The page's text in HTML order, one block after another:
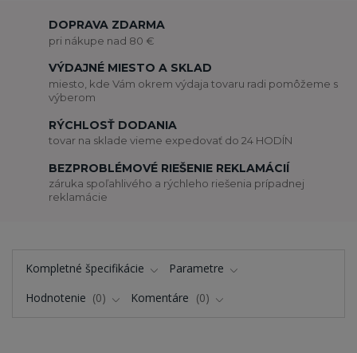
DOPRAVA ZDARMA
pri nákupe nad 80 €
VÝDAJNÉ MIESTO A SKLAD
miesto, kde Vám okrem výdaja tovaru radi pomôžeme s
výberom
RÝCHLOSŤ DODANIA
tovar na sklade vieme expedovať do 24 HODÍN
BEZPROBLÉMOVÉ RIEŠENIE REKLAMÁCIÍ
záruka spoľahlivého a rýchleho riešenia prípadnej
reklamácie
Kompletné špecifikácie
Parametre
Hodnotenie
0 Komentáre 0